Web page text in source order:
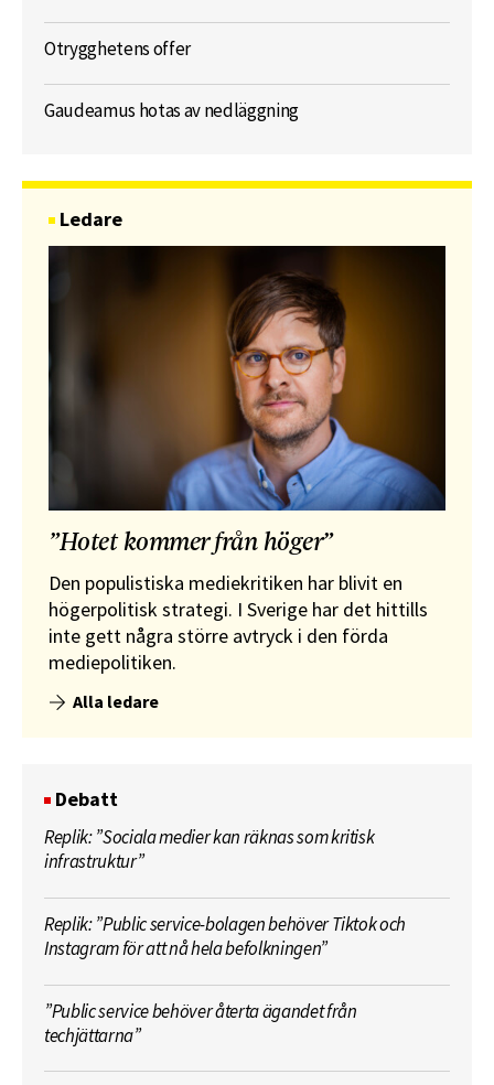
Otrygghetens offer
Gaudeamus hotas av nedläggning
Ledare
”Hotet kommer från höger”
Den populistiska mediekritiken har blivit en
högerpolitisk strategi. I Sverige har det hittills
inte gett några större avtryck i den förda
mediepolitiken.
Alla ledare
Debatt
Replik: ”Sociala medier kan räknas som kritisk
infrastruktur”
Replik: ”Public service-bolagen behöver Tiktok och
Instagram för att nå hela befolkningen”
”Public service behöver återta ägandet från
techjättarna”